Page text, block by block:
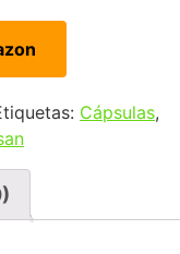
Cápsulas,